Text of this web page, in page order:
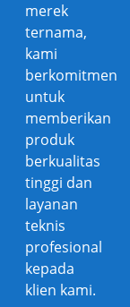
merek
ternama,
kami
berkomitmen
untuk
memberikan
produk
berkualitas
tinggi dan
layanan
teknis
profesional
kepada
klien kami.